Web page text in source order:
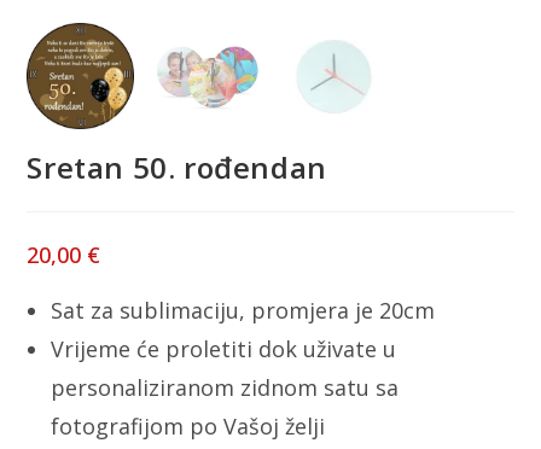
Sretan 50. rođendan
20,00 €
Sat za sublimaciju, promjera je 20cm
Vrijeme će proletiti dok uživate u
personaliziranom zidnom satu sa
fotografijom po Vašoj želji